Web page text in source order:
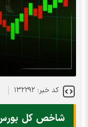
کد خبر: ۱۳۲۲۹۲